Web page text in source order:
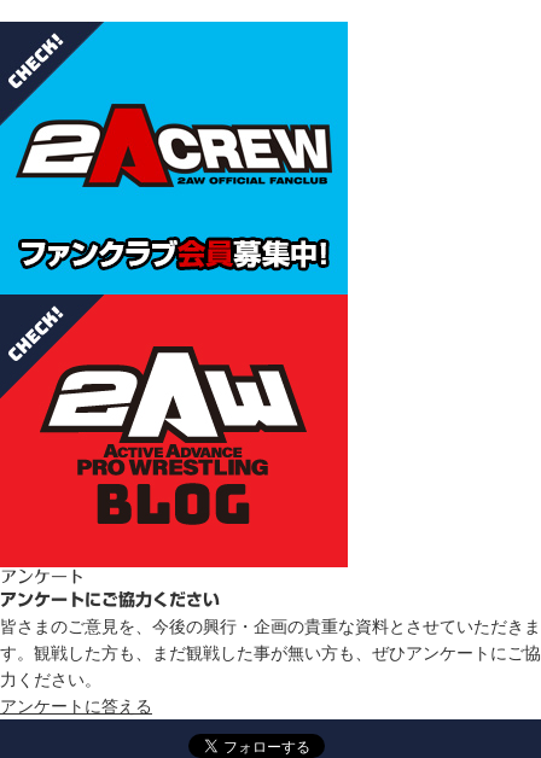
アンケート
アンケートにご協力ください
皆さまのご意見を、今後の興行・企画の貴重な資料とさせていただきま
す。観戦した方も、まだ観戦した事が無い方も、ぜひアンケートにご協
力ください。
アンケートに答える